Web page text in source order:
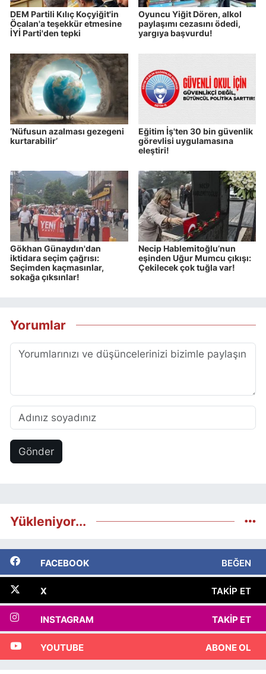
DEM Partili Kılıç Koçyiğit'in
Öcalan'a teşekkür etmesine
İYİ Parti'den tepki
Oyuncu Yiğit Dören, alkol
paylaşımı cezasını ödedi,
yargıya başvurdu!
‘Nüfusun azalması gezegeni
kurtarabilir’
Eğitim İş'ten 30 bin güvenlik
görevlisi uygulamasına
eleştiri!
Gökhan Günaydın'dan
iktidara seçim çağrısı:
Seçimden kaçmasınlar,
sokağa çıksınlar!
Necip Hablemitoğlu’nun
eşinden Uğur Mumcu çıkışı:
Çekilecek çok tuğla var!
Yorumlar
Gönder
Yükleniyor...
FACEBOOK BEĞEN
X TAKIP ET
INSTAGRAM TAKIP ET
YOUTUBE ABONE OL